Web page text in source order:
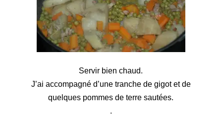
Servir bien chaud.
J’ai accompagné d’une tranche de gigot et de
quelques pommes de terre sautées.
.